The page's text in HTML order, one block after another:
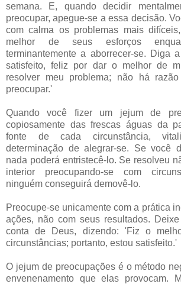
semana. E, quando decidir
preocupar, apegue-se a essa decisão.
com calma os problemas mais
melhor de seus esforços
terminantemente a aborrecer-se. Diga
satisfeito, feliz por dar o melhor de
resolver meu problema; não há
preocupar.'
Quando você fizer um jejum de
copiosamente das frescas águas da
fonte de cada circunstância,
determinação de alegrar-se. Se você
nada poderá entristecê-lo. Se resolveu
interior preocupando-se com
ninguém conseguirá demovê-lo.
Preocupe-se unicamente com a prática
ações, não com seus resultados.
conta de Deus, dizendo: 'Fiz o
circunstâncias; portanto, estou satisfeito.'
O jejum de preocupações é o método
envenenamento que elas provocam.